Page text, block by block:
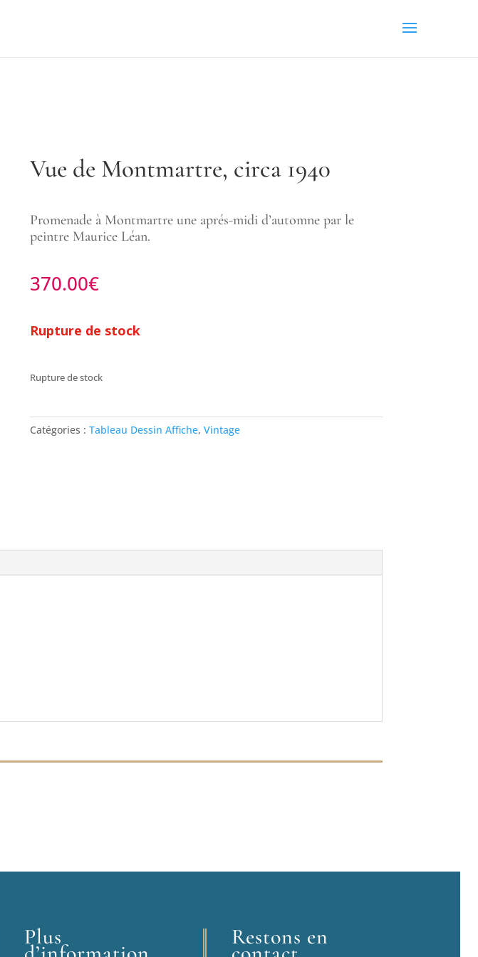
Vue de Montmartre, circa 1940
Promenade à Montmartre une aprés-midi d’automne par le
peintre Maurice Léan.
370.00€
Rupture de stock
Rupture de stock
Catégories : Tableau Dessin Affiche, Vintage
Plus Restons en